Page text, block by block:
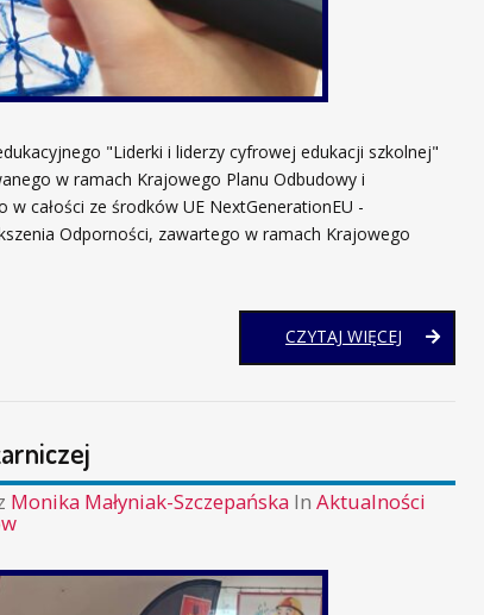
"Liderki i liderzy cyfrowej edukacji szkolnej"
w ramach Krajowego Planu Odbudowy i
całości ze środków UE NextGenerationEU -
Odporności, zawartego w ramach Krajowego
CZYTAJ WIĘCEJ LIDERKI
I
Monika Małyniak-Szczepańska In Aktualności